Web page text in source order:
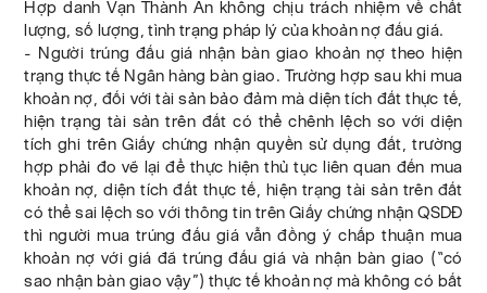
Hợp danh Vạn Thành An không chịu trách nhiệm về chất
lượng, số lượng, tình trạng pháp lý của khoản nợ đấu giá.
- Người trúng đấu giá nhận bàn giao khoản nợ theo hiện
trạng thực tế Ngân hàng bàn giao. Trường hợp sau khi mua
khoản nợ, đối với tài sản bảo đảm mà diện tích đất thực tế,
hiện trạng tài sản trên đất có thể chênh lệch so với diện
tích ghi trên Giấy chứng nhận quyền sử dụng đất, trường
hợp phải đo vẽ lại để thực hiện thủ tục liên quan đến mua
khoản nợ, diện tích đất thực tế, hiện trạng tài sản trên đất
có thể sai lệch so với thông tin trên Giấy chứng nhận QSDĐ
thì người mua trúng đấu giá vẫn đồng ý chấp thuận mua
khoản nợ với giá đã trúng đấu giá và nhận bàn giao (“có
sao nhận bàn giao vậy”) thực tế khoản nợ mà không có bất